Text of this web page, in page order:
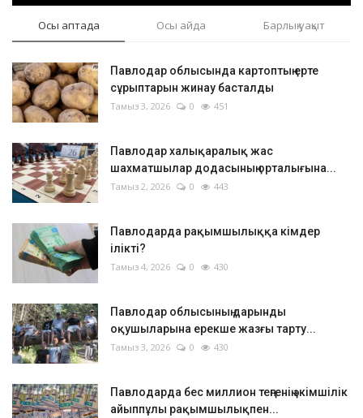
Осы аптада Осы айда Барлық уақыт
Павлодар облысында картоптың ерте
сұрыптарын жинау басталды
Тамыз 3, 2026 0 451
Павлодар халықаралық жас
шахматшылар додасының орталығына...
Тамыз 2, 2026 0 443
Павлодарда рақымшылыққа кімдер
ілікті?
Тамыз 4, 2026 0 430
Павлодар облысының дарынды
оқушыларына ерекше жазғы тарту...
Тамыз 3, 2026 0 430
Павлодарда бес миллион теңгенің әкімшілік
айыппұлы рақымшылықпен...